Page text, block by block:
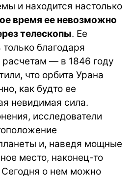
и находится настолько
время ее невозможно
телескопы. Ее
благодаря
— в 1846 году
что орбита Урана
как будто ее
невидимая сила.
исследователи
и, наведя мощные
место, наконец-то
Сегодня о нем можно